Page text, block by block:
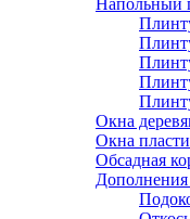
Напольный
Окна
Окна
Обсадная